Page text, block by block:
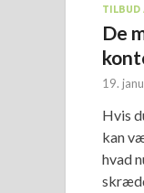
TILBUD
De
19.
Hvis
kan
hvad